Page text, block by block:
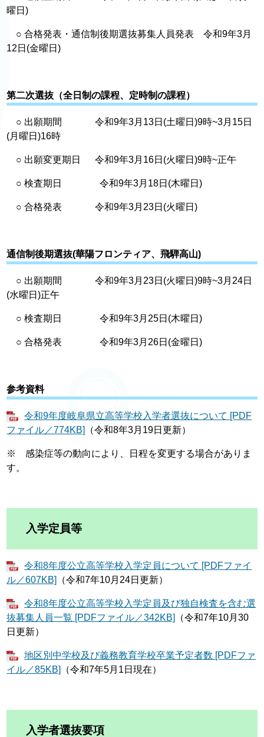
曜日)
○ 合格発表・通信制後期選抜募集人員発表 令和9年3月
12日(金曜日)
第二次選抜（全日制の課程、定時制の課程）
○ 出願期間 令和9年3月13日(土曜日)9時~3月15日
(月曜日)16時
○ 出願変更期日 令和9年3月16日(火曜日)9時~正午
○ 検査期日 令和9年3月18日(木曜日)
○ 合格発表 令和9年3月23日(火曜日)
通信制後期選抜(華陽フロンティア、飛騨高山)
○ 出願期間 令和9年3月23日(火曜日)9時~3月24日
(水曜日)正午
○ 検査期日 令和9年3月25日(木曜日)
○ 合格発表 令和9年3月26日(金曜日)
参考資料
令和9年度岐阜県立高等学校入学者選抜について [PDF
ファイル／774KB]
（令和8年3月19日更新）
※ 感染症等の動向により、日程を変更する場合がありま
す。
入学定員等
令和8年度公立高等学校入学定員について [PDFファイ
ル／607KB]
（令和7年10月24日更新）
令和8年度公立高等学校入学定員及び独自検査を含む選
抜募集人員一覧 [PDFファイル／342KB]
（令和7年10月30
日更新）
地区別中学校及び義務教育学校卒業予定者数 [PDFファ
イル／85KB]
（令和7年5月1日現在）
入学者選抜要項